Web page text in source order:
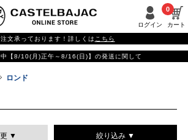
ログイン カート
0
文承っております！詳しくは こちら
【8/10(月)正午～8/16(日)】の発送に関して
ロンド
▼ 絞り込み ▼